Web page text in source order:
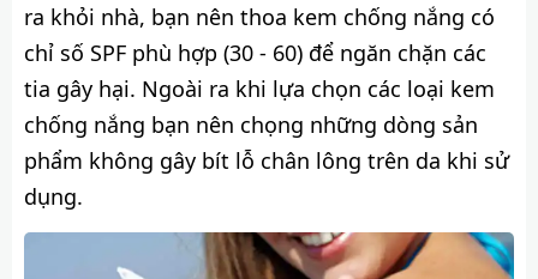
ra khỏi nhà, bạn nên thoa kem chống nắng có
chỉ số SPF phù hợp (30 - 60) để ngăn chặn các
tia gây hại. Ngoài ra khi lựa chọn các loại kem
chống nắng bạn nên chọng những dòng sản
phẩm không gây bít lỗ chân lông trên da khi sử
dụng.